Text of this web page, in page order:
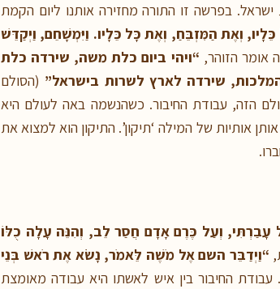
בפרשה זו התורה מחזירה אותנו ליום הקמת
וְאֶת הַמִּזְבֵּחַ, וְאֶת כָּל כֵּלָיו. וַיִּמְשָׁחֵם, וַיְקַדֵּשׁ
אומר הזוהר, “ויהי ביום כלת משה, שירדה כלת
שירדה לארץ לשרות בישראל” (הסולם
הזה, עבודת החיבור. כשהנשמה באה לעולם היא
אותיות של המילה ‘תיקון’. התיקון הוא למצוא את
וְעַל כֶּרֶם אָדָם חֲסַר לֵב, וְהִנֵּה עָלָה כֻלּוֹ
“וַיְדַבֵּר השם אֶל מֹשֶׁה לֵּאמֹר, נָשֹׂא אֶת רֹאשׁ בְּנֵי
החיבור בין איש לאשתו היא עבודה מאומצת